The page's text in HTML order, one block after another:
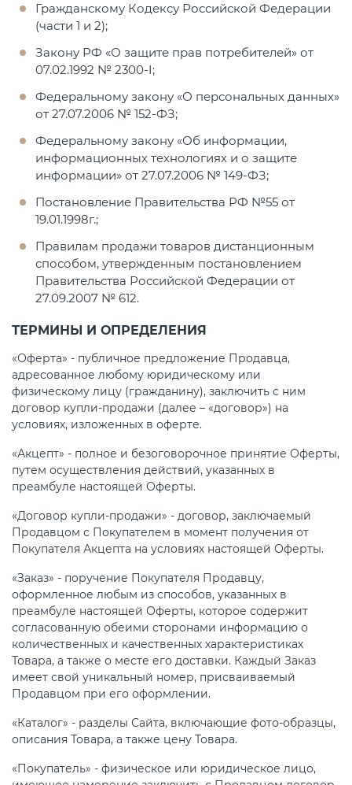
Гражданскому Кодексу Российской Федерации
(части 1 и 2);
Закону РФ «О защите прав потребителей» от
07.02.1992 № 2300-I;
Федеральному закону «О персональных данных»
от 27.07.2006 № 152-ФЗ;
Федеральному закону «Об информации,
информационных технологиях и о защите
информации» от 27.07.2006 № 149-ФЗ;
Постановление Правительства РФ №55 от
19.01.1998г.;
Правилам продажи товаров дистанционным
способом, утвержденным постановлением
Правительства Российской Федерации от
27.09.2007 № 612.
ТЕРМИНЫ И ОПРЕДЕЛЕНИЯ
«Оферта» - публичное предложение Продавца,
адресованное любому юридическому или
физическому лицу (гражданину), заключить с ним
договор купли-продажи (далее – «договор») на
условиях, изложенных в оферте.
«Акцепт» - полное и безоговорочное принятие Оферты,
путем осуществления действий, указанных в
преамбуле настоящей Оферты.
«Договор купли-продажи» - договор, заключаемый
Продавцом с Покупателем в момент получения от
Покупателя Акцепта на условиях настоящей Оферты.
«Заказ» - поручение Покупателя Продавцу,
оформленное любым из способов, указанных в
преамбуле настоящей Оферты, которое содержит
согласованную обеими сторонами информацию о
количественных и качественных характеристиках
Товара, а также о месте его доставки. Каждый Заказ
имеет свой уникальный номер, присваиваемый
Продавцом при его оформлении.
«Каталог» - разделы Сайта, включающие фото-образцы,
описания Товара, а также цену Товара.
«Покупатель» - физическое или юридическое лицо,